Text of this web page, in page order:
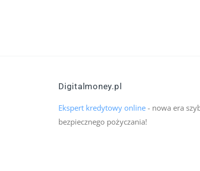
Digitalmoney.pl
Ekspert kredytowy online - nowa era
bezpiecznego pożyczania!